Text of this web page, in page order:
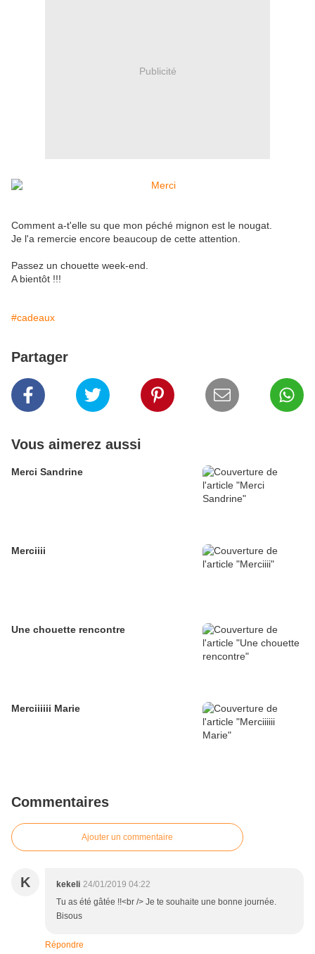
Publicité
Comment a-t'elle su que mon péché mignon est le nougat.
Je l'a remercie encore beaucoup de cette attention.
Passez un chouette week-end.
A bientôt !!!
#cadeaux
Partager
Vous aimerez aussi
Merci Sandrine
Merciiii
Une chouette rencontre
Merciiiiii Marie
Commentaires
Ajouter un commentaire
K kekeli 24/01/2019 04:22
Tu as été gâtée !!<br /> Je te souhaite une bonne journée.
Bisous
Répondre